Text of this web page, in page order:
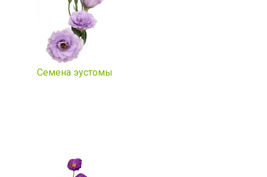
Семена эустомы